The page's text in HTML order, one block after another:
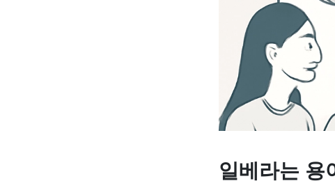
일베라는 용